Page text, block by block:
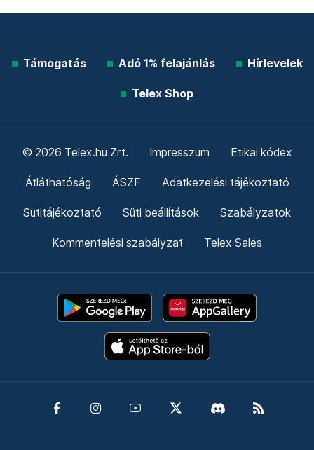
Támogatás Adó 1% felajánlás Hírlevelek
Telex Shop
© 2026 Telex.hu Zrt. Impresszum Etikai kódex
Átláthatóság ÁSZF Adatkezelési tájékoztató
Sütitájékoztató Süti beállítások Szabályzatok
Kommentelési szabályzat Telex Sales